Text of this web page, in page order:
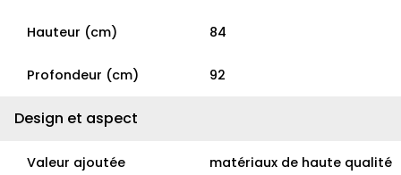
Hauteur (cm) 84
Profondeur (cm) 92
Design et aspect
Valeur ajoutée matériaux de haute qualité